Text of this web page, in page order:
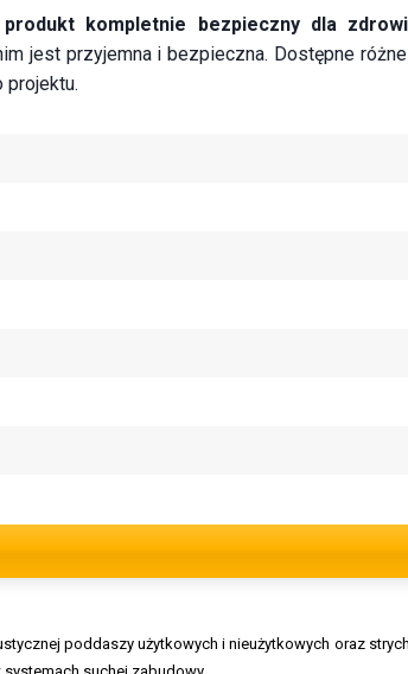
kompletnie bezpieczny dla
jest przyjemna i bezpieczna. Dostępne
projektu.
poddaszy użytkowych i nieużytkowych oraz